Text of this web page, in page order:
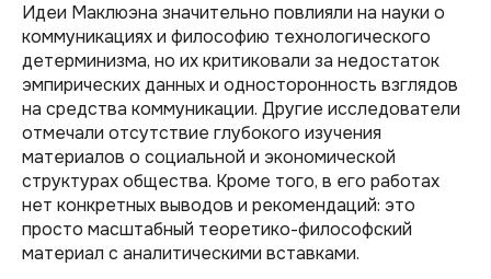
Идеи Маклюэна значительно повлияли на науки о
коммуникациях и философию технологического
детерминизма, но их критиковали за недостаток
эмпирических данных и односторонность взглядов
на средства коммуникации. Другие исследователи
отмечали отсутствие глубокого изучения
материалов о социальной и экономической
структурах общества. Кроме того, в его работах
нет конкретных выводов и рекомендаций: это
просто масштабный теоретико-философский
материал с аналитическими вставками.